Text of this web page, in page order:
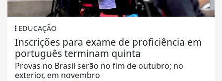
EDUCAÇÃO
Inscrições para exame de proficiência em
português terminam quinta
Provas no Brasil serão no fim de outubro; no
exterior, em novembro